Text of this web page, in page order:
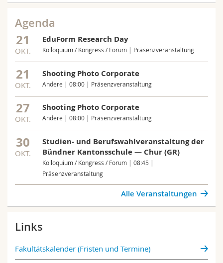
Agenda
21
OKT.
EduForm Research Day
Kolloquium / Kongress / Forum | Präsenzveranstaltung
21
OKT.
Shooting Photo Corporate
Andere | 08:00 | Präsenzveranstaltung
27
OKT.
Shooting Photo Corporate
Andere | 08:00 | Präsenzveranstaltung
30
OKT.
Studien- und Berufswahlveranstaltung der
Bündner Kantonsschule — Chur (GR)
Kolloquium / Kongress / Forum | 08:45 |
Präsenzveranstaltung
Alle Veranstaltungen
Links
Fakultätskalender (Fristen und Termine)